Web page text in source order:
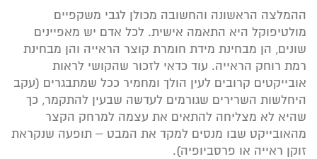
ההמלצה הראשונה והחשובה מכולן לגבי משקפיים
מולטיפוקל היא התאמה אישית. לכל אדם יש מאפיינים
שונים, הן מבחינת מידת חומרת קוצר הראייה והן מבחינת
רמת רוחק הראייה. עוד כדאי לזכור שהקושי לראות
אובייקטים קרובים לעין הולך ומחמיר ככל שמתבגרים (עקב
היחלשות השרירים שגורמים לעדשה שבעין להתקמר, כך
שהיא לא מצליחה להתאים את עצמה למרחק הקצר
מהאובייקט שבו מנסים למקד את המבט – תופעה שנקראת
זוקן ראייה או פרסביופיה).